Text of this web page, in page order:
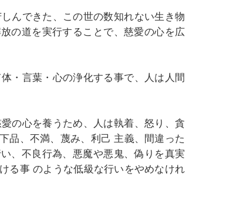
んできた、この世の数知れない生き物
の道を実行することで、慈愛の心を広
・言葉・心の浄化する事で、人は人間
の心を養うため、人は執着、怒り、貪
品、不満、蔑み、利己 主義、間違った
、不良行為、悪魔や悪鬼、偽りを真実
る事 のような低級な行いをやめなけれ